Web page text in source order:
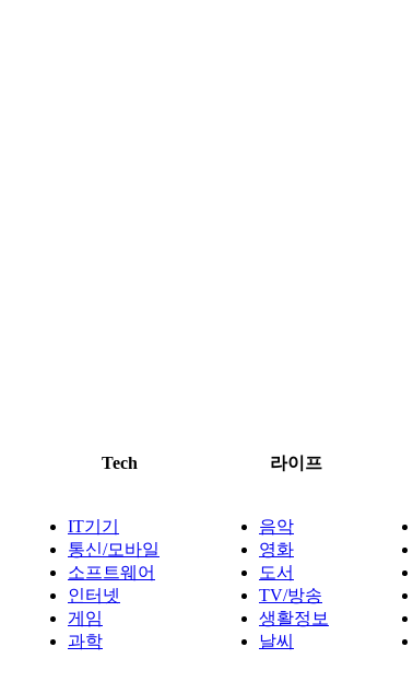
Tech 라이프
IT기기
통신/모바일
소프트웨어
인터넷
게임
과학
음악
영화
도서
TV/방송
생활정보
날씨